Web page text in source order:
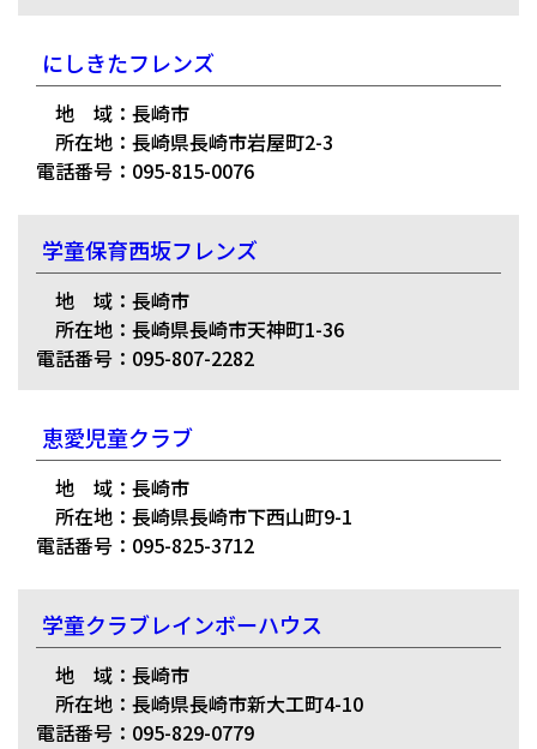
にしきたフレンズ
地 域：長崎市
所在地：長崎県長崎市岩屋町2-3
電話番号：095-815-0076
学童保育西坂フレンズ
地 域：長崎市
所在地：長崎県長崎市天神町1-36
電話番号：095-807-2282
恵愛児童クラブ
地 域：長崎市
所在地：長崎県長崎市下西山町9-1
電話番号：095-825-3712
学童クラブレインボーハウス
地 域：長崎市
所在地：長崎県長崎市新大工町4-10
電話番号：095-829-0779